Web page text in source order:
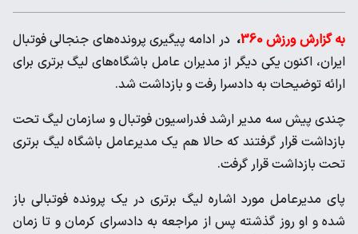
به گزارش ورزش 360 ، در ادامه پیگیری پرونده‌های جنجالی فوتبال
ایران، اکنون یکی دیگر از مدیران عامل باشگاه‌های لیگ برتری برای
ارائه توضیحات به دادسرا رفت و بازداشت شد.
چندی پیش سه مدیر ارشد فدراسیون فوتبال و سازمان لیگ تحت
بازداشت قرار گرفتند که حالا هم یک مدیرعامل باشگاه لیگ برتری
تحت بازداشت قرار گرفت.
پای مدیرعامل مورد اشاره لیگ برتری در یک پرونده فوتبالی باز
شده و او روز گذشته پس از مراجعه به دادسرای کرمان و تا زمان